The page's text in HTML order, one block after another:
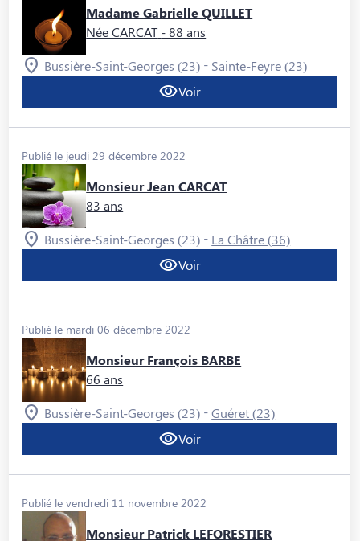
Madame Gabrielle QUILLET
Née CARCAT - 88 ans
Bussière-Saint-Georges (23) - Sainte-Feyre (23)
Voir
Publié le jeudi 29 décembre 2022
Monsieur Jean CARCAT
83 ans
Bussière-Saint-Georges (23) - La Châtre (36)
Voir
Publié le mardi 06 décembre 2022
Monsieur François BARBE
66 ans
Bussière-Saint-Georges (23) -Guéret (23)
Voir
Publié le vendredi 11 novembre 2022
Monsieur Patrick LEFORESTIER